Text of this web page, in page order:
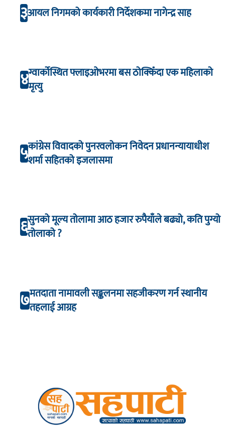
३आयल निगमको कार्यकारी निर्देशकमा नागेन्द्र साह
४ग्वार्कोस्थित फ्लाइओभरमा बस ठोक्किँदा एक महिलाको
मृत्यु
५कांग्रेस विवादको पुनरवलोकन निवेदन प्रधानन्यायाधीश
शर्मा सहितको इजलासमा
६सुनको मूल्य तोलामा आठ हजार रुपैयाँले बढ्यो, कति पुग्यो
तोलाको ?
७मतदाता नामावली सङ्कलनमा सहजीकरण गर्न स्थानीय
तहलाई आग्रह